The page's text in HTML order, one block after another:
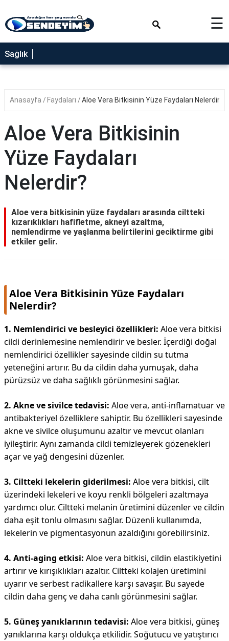
SAĞLIK
NEDİR
YEMEK
RÜYA
GEZİLECEK
YERLER
☰
Sağlık
Anasayfa Faydaları Aloe Vera Bitkisinin Yüze Faydaları Nelerdir?
Aloe Vera Bitkisinin
Yüze Faydaları
Nelerdir?
Aloe vera bitkisinin yüze faydaları arasında ciltteki
kızarıklıkları hafifletme, akneyi azaltma,
nemlendirme ve yaşlanma belirtilerini geciktirme gibi
etkiler gelir.
Aloe Vera Bitkisinin Yüze Faydaları
Nelerdir?
1. Nemlendirici ve besleyici özellikleri: Aloe vera bitkisi
cildi derinlemesine nemlendirir ve besler. İçerdiği doğal
nemlendirici özellikler sayesinde cildin su tutma
yeteneğini artırır. Bu da cildin daha yumuşak, daha
pürüzsüz ve daha sağlıklı görünmesini sağlar.
2. Akne ve sivilce tedavisi: Aloe vera, anti-inflamatuar ve
antibakteriyel özelliklere sahiptir. Bu özellikleri sayesinde
akne ve sivilce oluşumunu azaltır ve mevcut olanları
iyileştirir. Aynı zamanda cildi temizleyerek gözenekleri
açar ve yağ dengesini düzenler.
3. Ciltteki lekelerin giderilmesi: Aloe vera bitkisi, cilt
üzerindeki lekeleri ve koyu renkli bölgeleri azaltmaya
yardımcı olur. Ciltteki melanin üretimini düzenler ve cildin
daha eşit tonlu olmasını sağlar. Düzenli kullanımda,
lekelerin ve pigmentasyonun azaldığını görebilirsiniz.
4. Anti-aging etkisi: Aloe vera bitkisi, cildin elastikiyetini
artırır ve kırışıklıkları azaltır. Ciltteki kolajen üretimini
uyarır ve serbest radikallere karşı savaşır. Bu sayede
cildin daha genç ve daha canlı görünmesini sağlar.
5. Güneş yanıklarının tedavisi: Aloe vera bitkisi, güneş
yanıklarına karşı oldukça etkilidir. Soğutucu ve yatıştırıcı